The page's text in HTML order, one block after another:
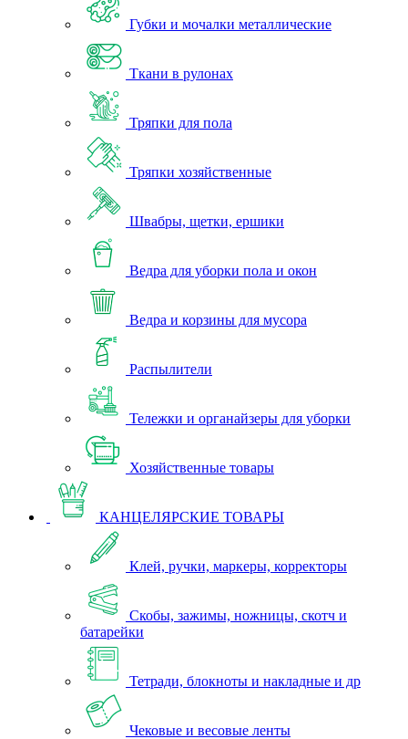
Губки и мочалки металлические
Ткани в рулонах
Тряпки для пола
Тряпки хозяйственные
Швабры, щетки, ершики
Ведра для уборки пола и окон
Ведра и корзины для мусора
Распылители
Тележки и органайзеры для уборки
Хозяйственные товары
КАНЦЕЛЯРСКИЕ ТОВАРЫ
Клей, ручки, маркеры, корректоры
Скобы, зажимы, ножницы, скотч и
батарейки
Тетради, блокноты и накладные и др
Чековые и весовые ленты